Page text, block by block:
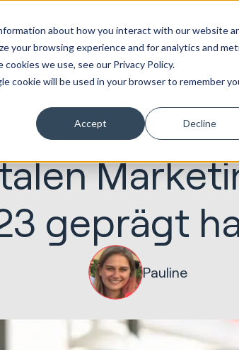
about how you interact with our website
your browsing experience and for analytics and
we use, see our Privacy Policy.
cookie will be used in your browser to remember
Accept Decline
&Website &
Portale
Sales &
Revenue
Service
Operation
Seek
Evolution
06.10.2023 Marketing & Creative
geprägt
Pauline